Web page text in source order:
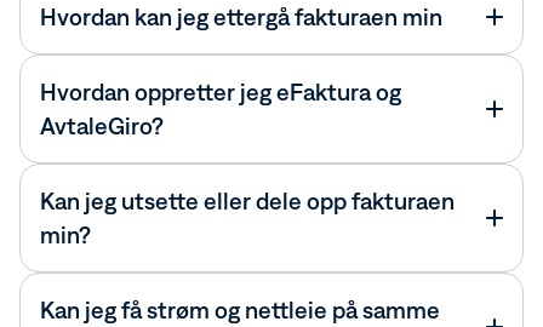
Hvordan kan jeg ettergå fakturaen min
Hvordan oppretter jeg eFaktura og
AvtaleGiro?
Kan jeg utsette eller dele opp fakturaen
min?
Kan jeg få strøm og nettleie på samme